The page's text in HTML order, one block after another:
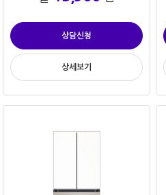
상담신청
상세보기